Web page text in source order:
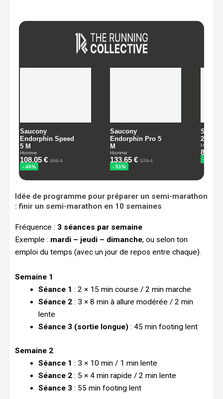
Idée de programme pour préparer un semi-marathon
: finir un semi-marathon en 10 semaines
Fréquence : 3 séances par semaine
Exemple : mardi – jeudi – dimanche, ou selon ton
emploi du temps (avec un jour de repos entre chaque).
Semaine 1
Séance 1 : 2 × 15 min course / 2 min marche
Séance 2: 3 × 8 min à allure modérée / 2 min
lente
Séance 3 (sortie longue): 45 min footing lent
Semaine 2
Séance 1 : 3 × 10 min / 1 min lente
Séance 2: 5 × 4 min rapide / 2 min lente
Séance 3: 55 min footing lent